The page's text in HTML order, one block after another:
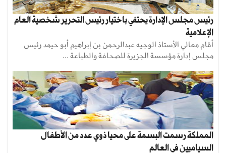
رئيس مجلس الإدارة يحتفي باختيار رئيس التحرير شخصية العام
الإعلامية
أقام معالي الأستاذ الوجيه عبدالرحمن بن إبراهيم أبو حيمد رئيس
مجلس إدارة مؤسسة الجزيرة للصحافة والطباعة ...
المملكة رسمت البسمة على محيا ذوي عدد من الأطفال
السياميين في العالم